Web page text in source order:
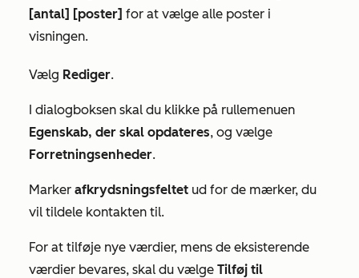
[antal] [poster] for at vælge alle poster i
visningen.
Vælg Rediger.
I dialogboksen skal du klikke på rullemenuen
Egenskab, der skal opdateres, og vælge
Forretningsenheder.
Marker afkrydsningsfeltet ud for de mærker, du
vil tildele kontakten til.
For at tilføje nye værdier, mens de eksisterende
værdier bevares, skal du vælge Tilføj til